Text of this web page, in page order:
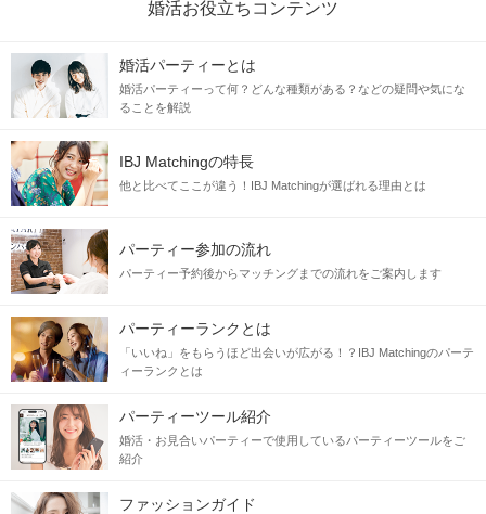
婚活お役立ちコンテンツ
婚活パーティーとは
婚活パーティーって何？どんな種類がある？などの疑問や気にな
ることを解説
IBJ Matchingの特長
他と比べてここが違う！IBJ Matchingが選ばれる理由とは
パーティー参加の流れ
パーティー予約後からマッチングまでの流れをご案内します
パーティーランクとは
「いいね」をもらうほど出会いが広がる！？IBJ Matchingのパーテ
ィーランクとは
パーティーツール紹介
婚活・お見合いパーティーで使用しているパーティーツールをご
紹介
ファッションガイド